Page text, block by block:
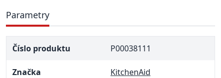
Parametry
Číslo produktu P00038111
Značka KitchenAid